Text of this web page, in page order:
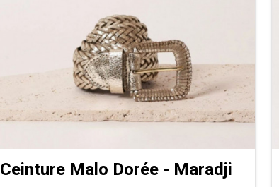
Ceinture Malo Dorée - Maradji